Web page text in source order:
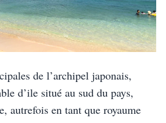
de l’archipel japonais,
d’ile situé au sud du pays,
autrefois en tant que royaume